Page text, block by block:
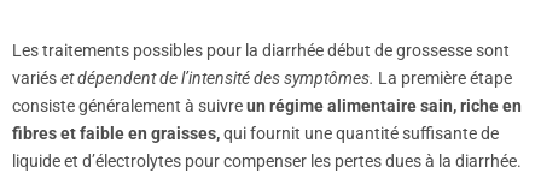
Les traitements possibles pour la diarrhée début de grossesse sont
variéset dépendent de l’intensité des symptômes. La première étape
consiste généralement à suivreun régime alimentaire sain, riche en
fibres et faible en graisses,qui fournit une quantité suffisante de
liquide et d’électrolytes pour compenser les pertes dues à la diarrhée.